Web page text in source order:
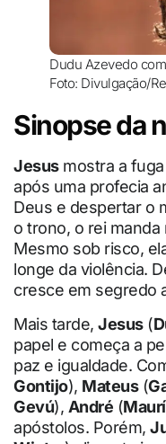
Dudu Azevedo
Foto: Divulgação/
Sinopse da
Jesusmostra a
após uma profecia
Deus e despertar o
o trono, o rei
Mesmo sob risco,
longe da violência.
cresce em segredo
Mais tarde, Jesus(
papel e começa a
paz e igualdade.
Gontijo), Mateus(
Gevú), André (
apóstolos. Porém,